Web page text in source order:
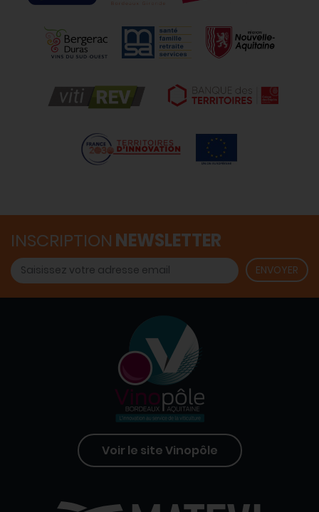
INSCRIPTION NEWSLETTER
Voir le site Vinopôle